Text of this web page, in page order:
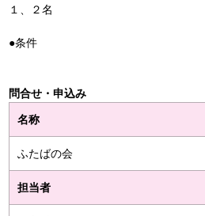
１、２名
●条件
問合せ・申込み
名称
ふたばの会
担当者